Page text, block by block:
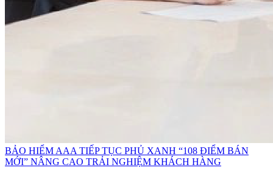
BẢO HIỂM AAA TIẾP TỤC PHỦ XANH “108 ĐIỂM BÁN
MỚI” NÂNG CAO TRẢI NGHIỆM KHÁCH HÀNG